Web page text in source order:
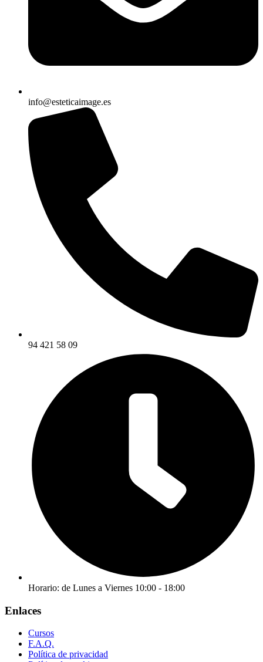
info@esteticaimage.es
94 421 58 09
Horario: de Lunes a Viernes 10:00 - 18:00
Enlaces
Cursos
F.A.Q.
Política de privacidad